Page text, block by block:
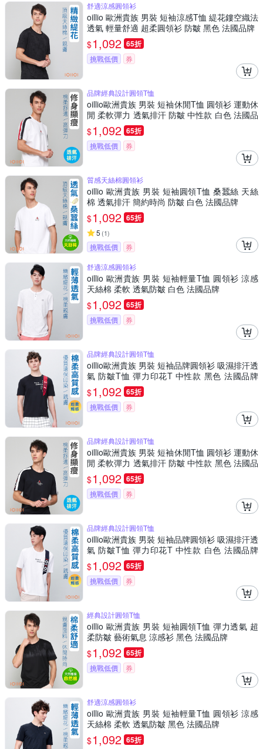
舒適涼感圓領衫
oillio 歐洲貴族 男裝 短袖涼感T恤 緹花鏤空織法
透氣 輕量舒適 超柔圓領衫 防皺 黑色 法國品牌
$1,092 65折
挑戰低價 券
品牌經典設計圓領T恤
oillio歐洲貴族 男裝 短袖休閒T恤 圓領衫 運動休
閒 柔軟彈力 透氣排汗 防皺 中性款 白色 法國品
牌
$1,092 65折
挑戰低價 券
質感天絲棉圓領衫
oillio 歐洲貴族 男裝 短袖圓領T恤 桑蠶絲 天絲
棉 透氣排汗 簡約時尚 防皺 白色 法國品牌
$1,092 65折
5 (1)
挑戰低價
券
舒適涼感圓領衫
oillio 歐洲貴族 男裝 短袖輕量T恤 圓領衫 涼感
天絲棉 柔軟 透氣防皺 白色 法國品牌
$1,092 65折
挑戰低價 券
品牌經典設計圓領T恤
oillio歐洲貴族 男裝 短袖品牌圓領衫 吸濕排汗透
氣 防皺T恤 彈力印花T 中性款 黑色 法國品牌
有大尺碼
$1,092 65折
挑戰低價 券
品牌經典設計圓領T恤
oillio歐洲貴族 男裝 短袖休閒T恤 圓領衫 運動休
閒 柔軟彈力 透氣排汗 防皺 中性款 黑色 法國品
牌
$1,092 65折
挑戰低價 券
品牌經典設計圓領T恤
oillio歐洲貴族 男裝 短袖品牌圓領衫 吸濕排汗透
氣 防皺T恤 彈力印花T 中性款 白色 法國品牌
有大尺碼
$1,092 65折
挑戰低價 券
經典設計圓領T恤
oillio 歐洲貴族 男裝 短袖圓領T恤 彈力透氣 超
柔防皺 藝術氣息 涼感衫 黑色 法國品牌
$1,092 65折
挑戰低價 券
舒適涼感圓領衫
oillio 歐洲貴族 男裝 短袖輕量T恤 圓領衫 涼感
天絲棉 柔軟 透氣防皺 黑色 法國品牌
$1,092 65折